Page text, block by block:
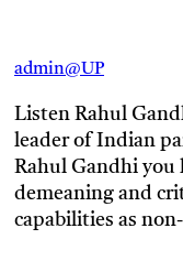
admin@UP
Listen Rahul
leader of Indian
Rahul Gandhi
demeaning and
capabilities as